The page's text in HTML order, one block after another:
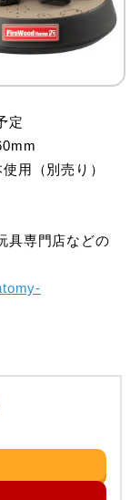
定
用（別売り）
具専門店などの